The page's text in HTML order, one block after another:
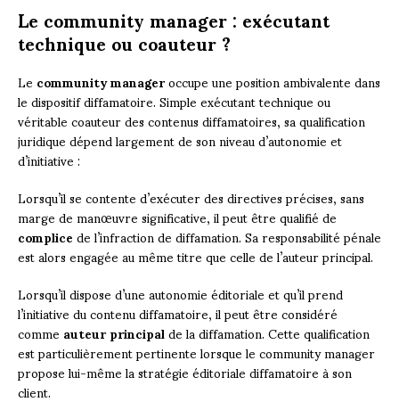
Le community manager : exécutant
technique ou coauteur ?
Lecommunity manageroccupe une position ambivalente dans
le dispositif diffamatoire. Simple exécutant technique ou
véritable coauteur des contenus diffamatoires, sa qualification
juridique dépend largement de son niveau d’autonomie et
d’initiative :
Lorsqu’il se contente d’exécuter des directives précises, sans
marge de manœuvre significative, il peut être qualifié de
complicede l’infraction de diffamation. Sa responsabilité pénale
est alors engagée au même titre que celle de l’auteur principal.
Lorsqu’il dispose d’une autonomie éditoriale et qu’il prend
l’initiative du contenu diffamatoire, il peut être considéré
commeauteur principalde la diffamation. Cette qualification
est particulièrement pertinente lorsque le community manager
propose lui-même la stratégie éditoriale diffamatoire à son
client.